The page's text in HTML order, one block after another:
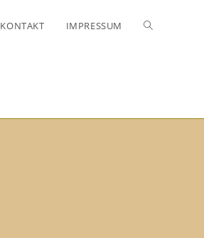
KONTAKT IMPRESSUM